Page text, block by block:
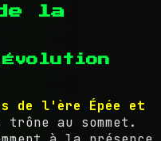
la
de l'ère Épée et
au sommet.